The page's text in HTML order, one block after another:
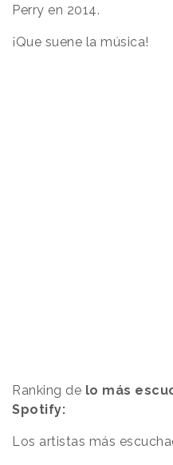
Perry en 2014.
¡Que suene la música!
Ranking de lo más
Spotify:
Los artistas más